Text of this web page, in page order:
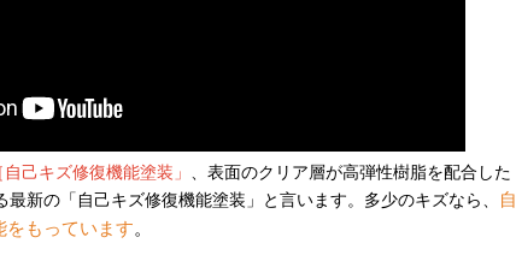
自己キズ修復機能塗装」
、表面のクリア層が高弾性樹脂を配合した
最新の「自己キズ修復機能塗装」と言います。多少のキズなら、
自
をもっています。